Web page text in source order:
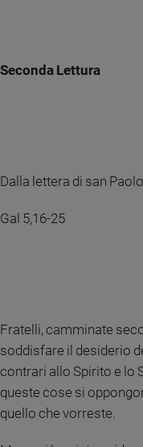
Seconda Lettura
Dalla lettera di san
Gal 5,16-25
Fratelli, camminate
soddisfare il desiderio
contrari allo Spirito e lo
queste cose si
quello che vorreste.